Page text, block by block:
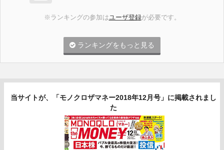
※ランキングの参加はユーザ登録が必要です。
ランキングをもっと見る
当サイトが、「モノクロザマネー2018年12月号」に掲載されまし
た